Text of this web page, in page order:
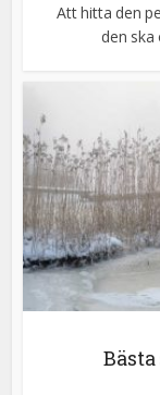
Att hitta den
den ska